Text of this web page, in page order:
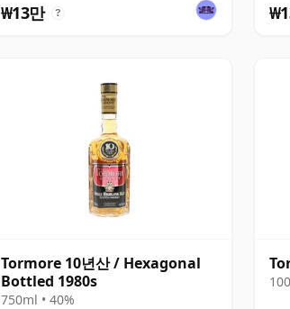
₩13만 ?
Tormore 10년산 / Hexagonal
Bottled 1980s
750ml • 40%